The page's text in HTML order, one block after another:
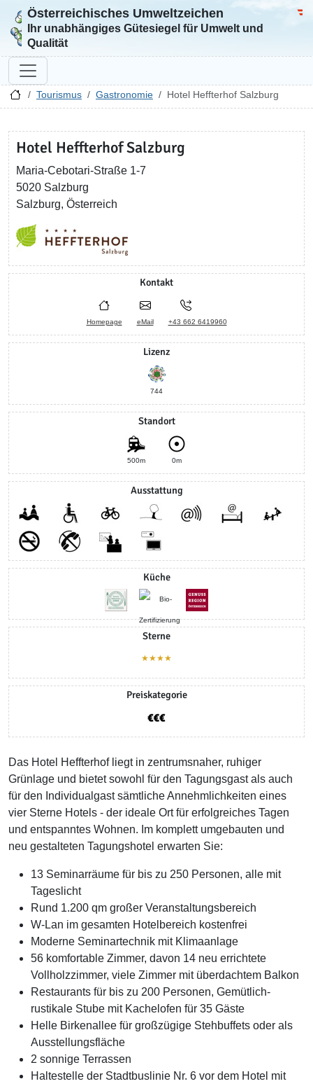
Zur Startseite
Österreichisches Umweltzeichen
Ihr unabhängiges Gütesiegel für Umwelt und
Qualität
Tourismus Gastronomie Hotel Heffterhof Salzburg
Hotel Heffterhof Salzburg
Maria-Cebotari-Straße 1-7
5020 Salzburg
Salzburg, Österreich
Kontakt
Homepage eMail +43 662 6419960
Lizenz
744
Standort
500m 0m
Ausstattung
Küche
Sterne
★★★★
Preiskategorie
Das Hotel Heffterhof liegt in zentrumsnaher, ruhiger
Grünlage und bietet sowohl für den Tagungsgast als auch
für den Individualgast sämtliche Annehmlichkeiten eines
vier Sterne Hotels - der ideale Ort für erfolgreiches Tagen
und entspanntes Wohnen. Im komplett umgebauten und
neu gestalteten Tagungshotel erwarten Sie:
13 Seminarräume für bis zu 250 Personen, alle mit
Tageslicht
Rund 1.200 qm großer Veranstaltungsbereich
W-Lan im gesamten Hotelbereich kostenfrei
Moderne Seminartechnik mit Klimaanlage
56 komfortable Zimmer, davon 14 neu errichtete
Vollholzzimmer, viele Zimmer mit überdachtem Balkon
Restaurants für bis zu 200 Personen, Gemütlich-
rustikale Stube mit Kachelofen für 35 Gäste
Helle Birkenallee für großzügige Stehbuffets oder als
Ausstellungsfläche
2 sonnige Terrassen
Haltestelle der Stadtbuslinie Nr. 6 vor dem Hotel mit